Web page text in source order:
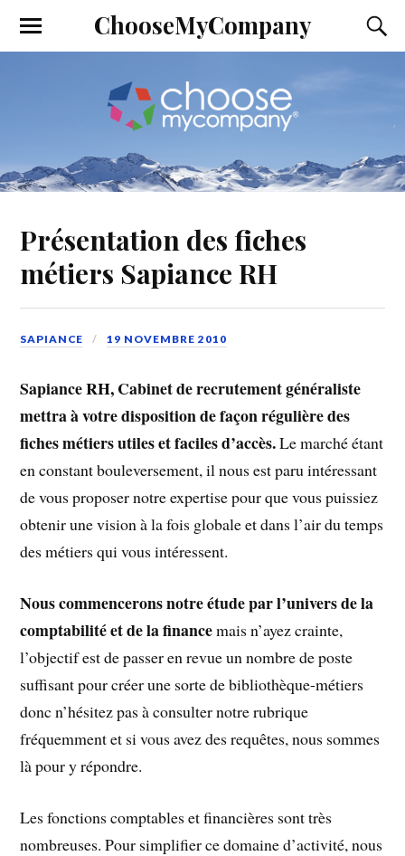
ChooseMyCompany
Présentation des fiches
métiers Sapiance RH
SAPIANCE 19 NOVEMBRE 2010
Sapiance RH, Cabinet de recrutement généraliste
mettra à votre disposition de façon régulière des
fiches métiers utiles et faciles d’accès.Le marché étant
en constant bouleversement, il nous est paru intéressant
de vous proposer notre expertise pour que vous puissiez
obtenir une vision à la fois globale et dans l’air du temps
des métiers qui vous intéressent.
Nous commencerons notre étude par l’univers de la
comptabilitéet de la financemais n’ayez crainte,
l’objectif est de passer en revue un nombre de poste
suffisant pour créer une sorte de bibliothèque-métiers
donc n’hésitez pas à consulter notre rubrique
fréquemment et si vous avez des requêtes, nous sommes
là pour y répondre.
Les fonctions comptables et financières sont très
nombreuses. Pour simplifier ce domaine d’activité, nous